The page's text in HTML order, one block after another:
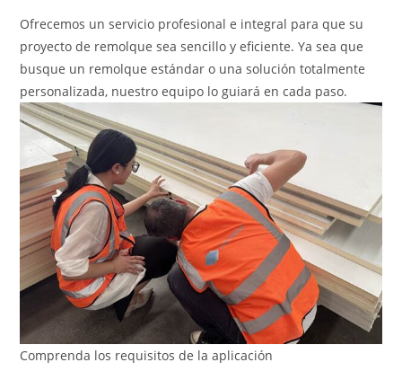
Ofrecemos un servicio profesional e integral para que su
proyecto de remolque sea sencillo y eficiente. Ya sea que
busque un remolque estándar o una solución totalmente
personalizada, nuestro equipo lo guiará en cada paso.
Comprenda los requisitos de la aplicación